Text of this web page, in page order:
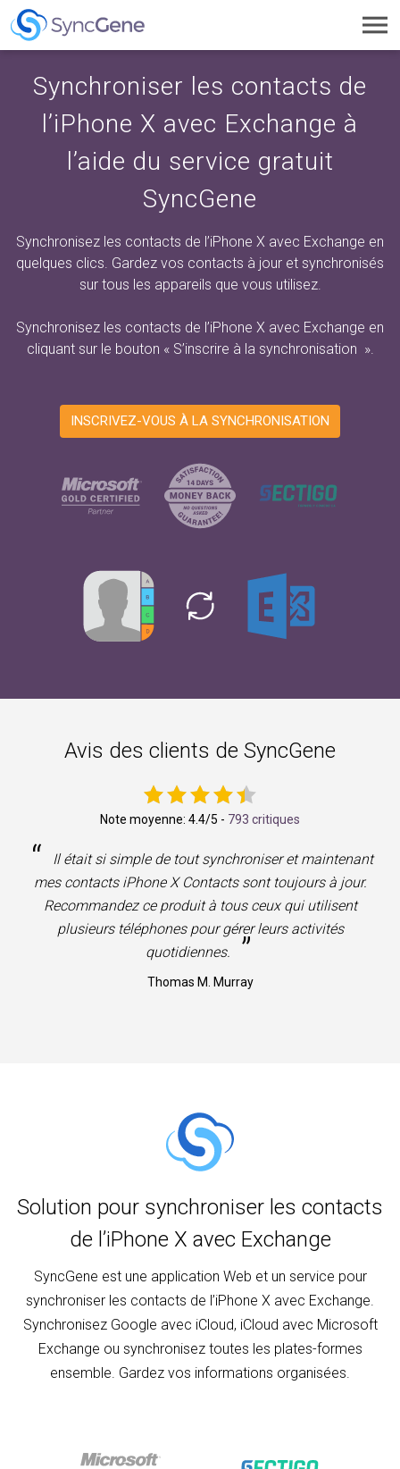
Synchroniser les contacts de
l’iPhone X avec Exchange à
l’aide du service gratuit
SyncGene
Synchronisez les contacts de l’iPhone X avec Exchange en
quelques clics. Gardez vos contacts à jour et synchronisés
sur tous les appareils que vous utilisez.
Synchronisez les contacts de l’iPhone X avec Exchange en
cliquant sur le bouton « S’inscrire à la synchronisation ».
INSCRIVEZ-VOUS À LA SYNCHRONISATION
Avis des clients de SyncGene
Note moyenne: 4.4/5 - 793 critiques
“
Il était si simple de tout synchroniser et maintenant
mes contacts iPhone X Contacts sont toujours à jour.
Recommandez ce produit à tous ceux qui utilisent
plusieurs téléphones pour gérer leurs activités
quotidiennes.
”
Thomas M. Murray
Solution pour synchroniser les contacts
de l’iPhone X avec Exchange
SyncGene est une application Web et un service pour
synchroniser les contacts de l’iPhone X avec Exchange.
Synchronisez Google avec iCloud, iCloud avec Microsoft
Exchange ou synchronisez toutes les plates-formes
ensemble. Gardez vos informations organisées.